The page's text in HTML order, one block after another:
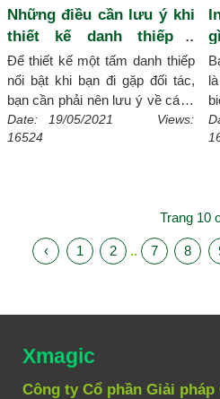
Những điều cần lưu ý khi
thiết kế danh thiếp -
namecard
Để thiết kế một tấm danh thiếp
nổi bật khi bạn đi gặp đối tác,
bạn cần phải nên lưu ý về cách
thiết kế namecard để làm ấn
tượng sâu sắc vấn đề này hãy
Date: 19/05/2021 Views:
16524
Trang 10
‹ 1 2 .. 7 8
Xmagic
Công ty Cổ phần Giải pháp